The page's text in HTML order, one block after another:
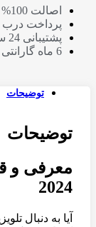
اصالت 100% کالا
پرداخت درب
پشتیبانی 24 ساعته
6 ماه گارانتی تعویض
توضیحات
توضیحات
2024
آیا به دنبال